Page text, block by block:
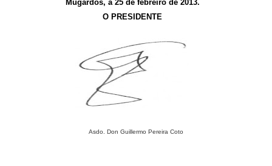
Mugardos, a 25 de febreiro de 2013.
O PRESIDENTE
Asdo. Don Guillermo Pereira Coto